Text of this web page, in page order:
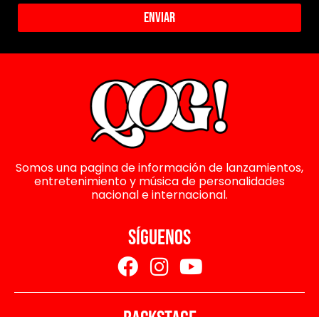
Enviar
Somos una pagina de información de lanzamientos,
entretenimiento y música de personalidades
nacional e internacional.
SÍGUENOS